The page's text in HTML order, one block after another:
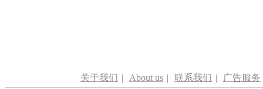
关于我们 | About us | 联系我们 | 广告服务